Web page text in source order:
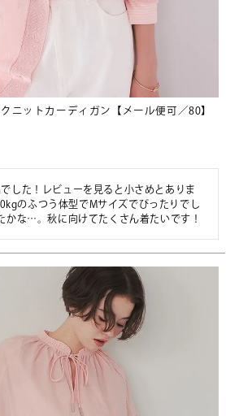
ニットカーディガン【メール便可／80】
した！レビューを見ると小さめとありま
のふつう体型でMサイズでぴったりでし
かな…。秋に向けてたくさん着たいです！